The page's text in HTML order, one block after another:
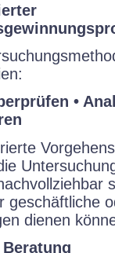
•
geschäftliche
dienen